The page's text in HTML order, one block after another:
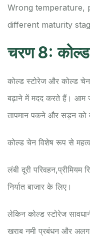
Wrong temperature,
different maturity
चरण 8:
कोल्ड स्टोरेज और कोल्ड
बढ़ाने में मदद करते हैं। आम
तापमान पकने और सड़न
कोल्ड चेन विशेष रूप से
लंबी दूरी परिवहन,प्रीमियम
निर्यात बाजार के लिए।
लेकिन कोल्ड स्टोरेज
खराब नमी प्रबंधन और